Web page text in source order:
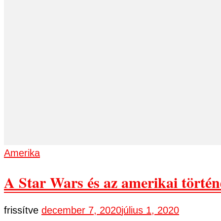
Amerika
A Star Wars és az amerikai
frissítve december 7, 2020július 1, 2020